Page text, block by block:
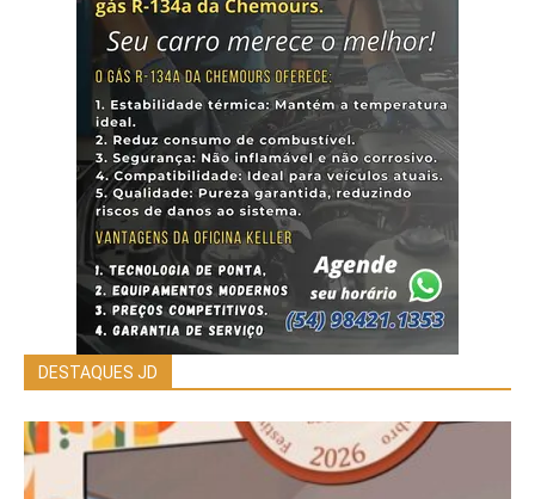
DESTAQUES JD